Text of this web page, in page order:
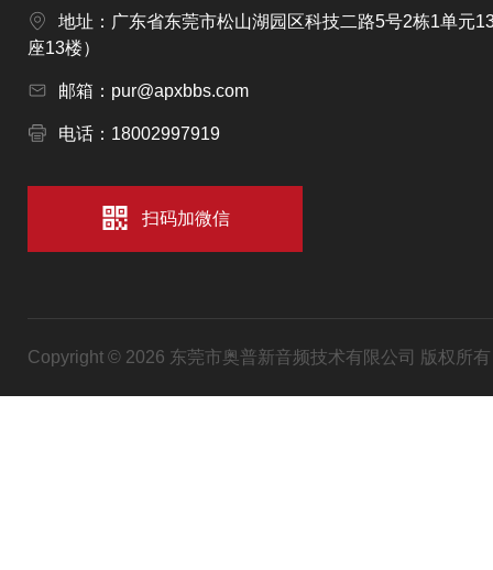
地址：广东省东莞市松山湖园区科技二路5号2栋1单元
座13楼）
邮箱：pur@apxbbs.com
电话：18002997919
扫码加微信
Copyright © 2026 东莞市奥普新音频技术有限公司 版权所有